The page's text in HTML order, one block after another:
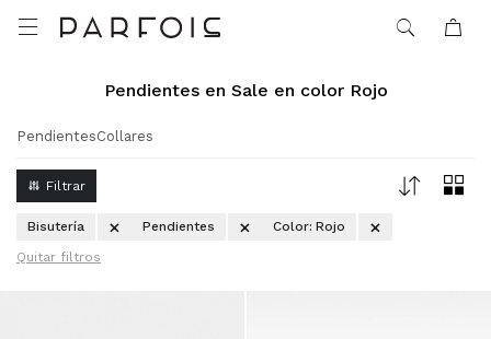

Pendientes en Sale en color Rojo
PendientesCollares
Bisutería Pendientes Color: Rojo
Quitar filtros